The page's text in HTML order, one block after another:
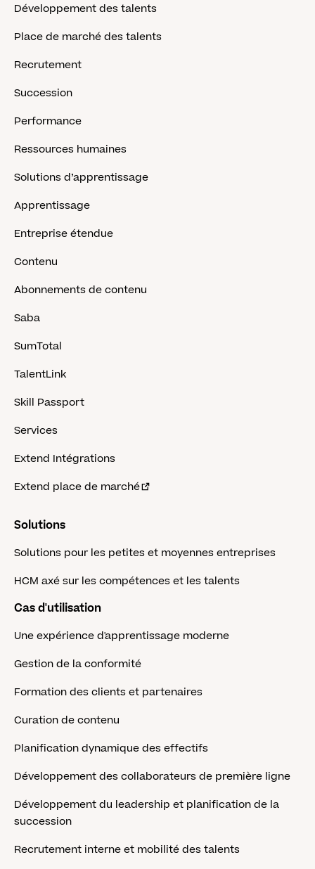
Développement des talents
Place de marché des talents
Recrutement
Succession
Performance
Ressources humaines
Solutions d’apprentissage
Apprentissage
Entreprise étendue
Contenu
Abonnements de contenu
Saba
SumTotal
TalentLink
Skill Passport
Services
Extend Intégrations
Extend place de marché
Solutions
Solutions pour les petites et moyennes entreprises
HCM axé sur les compétences et les talents
Cas d'utilisation
Une expérience d'apprentissage moderne
Gestion de la conformité
Formation des clients et partenaires
Curation de contenu
Planification dynamique des effectifs
Développement des collaborateurs de première ligne
Développement du leadership et planification de la
succession
Recrutement interne et mobilité des talents